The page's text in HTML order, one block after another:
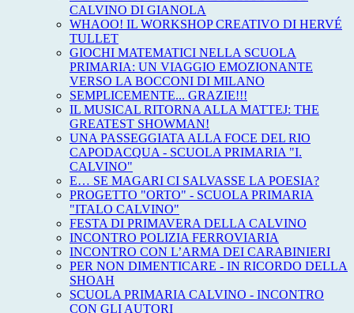
CALVINO DI GIANOLA
WHAOO! IL WORKSHOP CREATIVO DI HERVÉ
TULLET
GIOCHI MATEMATICI NELLA SCUOLA
PRIMARIA: UN VIAGGIO EMOZIONANTE
VERSO LA BOCCONI DI MILANO
SEMPLICEMENTE... GRAZIE!!!
IL MUSICAL RITORNA ALLA MATTEJ: THE
GREATEST SHOWMAN!
UNA PASSEGGIATA ALLA FOCE DEL RIO
CAPODACQUA - SCUOLA PRIMARIA "I.
CALVINO"
E… SE MAGARI CI SALVASSE LA POESIA?
PROGETTO "ORTO" - SCUOLA PRIMARIA
"ITALO CALVINO"
FESTA DI PRIMAVERA DELLA CALVINO
INCONTRO POLIZIA FERROVIARIA
INCONTRO CON L’ARMA DEI CARABINIERI
PER NON DIMENTICARE - IN RICORDO DELLA
SHOAH
SCUOLA PRIMARIA CALVINO - INCONTRO
CON GLI AUTORI